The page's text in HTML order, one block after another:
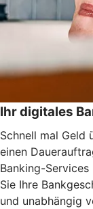
Ihr digitales
Schnell mal Geld
einen
Banking-
Sie Ihre
und unabhängig